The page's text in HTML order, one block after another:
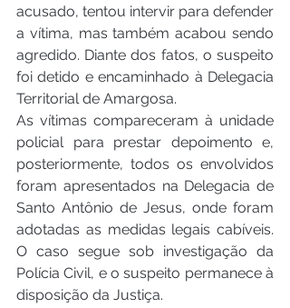
acusado, tentou intervir para defender
a vítima, mas também acabou sendo
agredido. Diante dos fatos, o suspeito
foi detido e encaminhado à Delegacia
Territorial de Amargosa.
As vítimas compareceram à unidade
policial para prestar depoimento e,
posteriormente, todos os envolvidos
foram apresentados na Delegacia de
Santo Antônio de Jesus, onde foram
adotadas as medidas legais cabíveis.
O caso segue sob investigação da
Polícia Civil, e o suspeito permanece à
disposição da Justiça.